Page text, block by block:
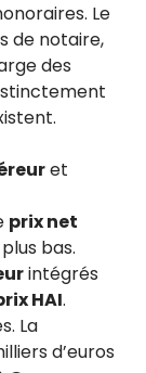
Le
de notaire,
des
et
prix net
bas.
intégrés
HAI.
La
d’euros